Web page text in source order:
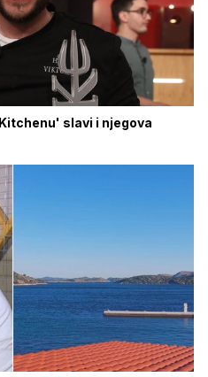
slavi i njegova